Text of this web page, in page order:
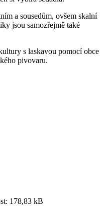
a sousedům, ovšem skalní
jsou samozřejmě také
s laskavou pomocí obce
pivovaru.
178,83 kB